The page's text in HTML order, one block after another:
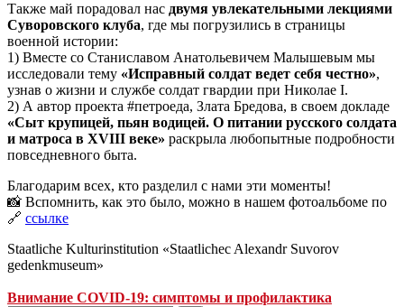
Также май порадовал нас двумя увлекательными лекциями
Суворовского клуба, где мы погрузились в страницы
военной истории:
1) Вместе со Станиславом Анатольевичем Малышевым мы
исследовали тему «Исправный солдат ведет себя честно»,
узнав о жизни и службе солдат гвардии при Николае I.
2) А автор проекта #петроеда, Злата Бредова, в своем докладе
«Сыт крупицей, пьян водицей. О питании русского солдата
и матроса в XVIII веке» раскрыла любопытные подробности
повседневного быта.
Благодарим всех, кто разделил с нами эти моменты!
📸 Вспомнить, как это было, можно в нашем фотоальбоме по
🔗 ссылке
Staatliche Kulturinstitution «Staatlichec Alexandr Suvorov
gedenkmuseum»
Внимание COVID-19: симптомы и профилактика